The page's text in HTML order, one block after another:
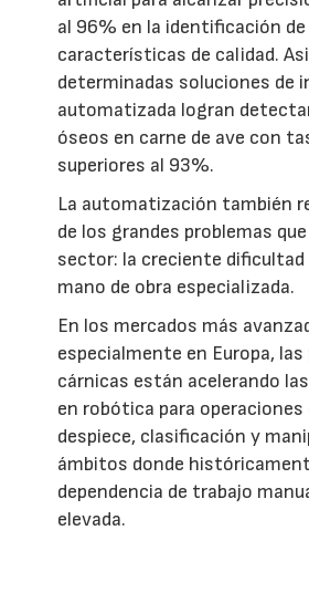
al 96% en la identificación
características de calidad.
determinadas soluciones de
automatizada logran
óseos en carne de ave con
superiores al 93%.
La automatización también
de los grandes problemas
sector: la creciente
mano de obra especializada.
En los mercados más
especialmente en Europa,
cárnicas están acelerando
en robótica para operaciones
despiece, clasificación y
ámbitos donde
dependencia de trabajo
elevada.